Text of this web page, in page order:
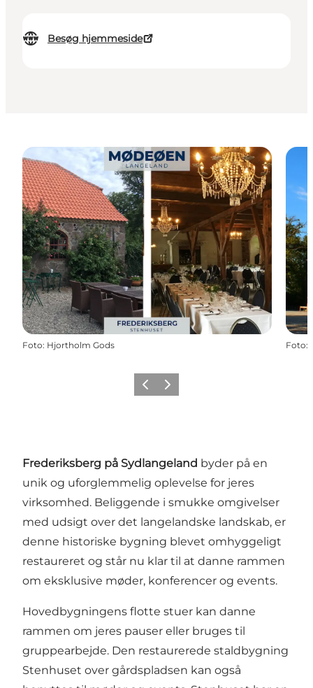
Besøg hjemmeside
Foto: Hjortholm Gods Foto:
ForrigeNæste
Frederiksberg på Sydlangeland byder på en
unik og uforglemmelig oplevelse for jeres
virksomhed. Beliggende i smukke omgivelser
med udsigt over det langelandske landskab, er
denne historiske bygning blevet omhyggeligt
restaureret og står nu klar til at danne rammen
om eksklusive møder, konferencer og events.
Hovedbygningens flotte stuer kan danne
rammen om jeres pauser eller bruges til
gruppearbejde. Den restaurerede staldbygning
Stenhuset over gårdspladsen kan også